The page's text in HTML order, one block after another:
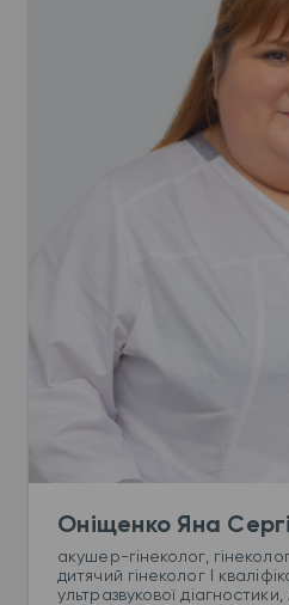
Оніщенко Яна
акушер-гінеколог,
дитячий гінеколог І
ультразвукової